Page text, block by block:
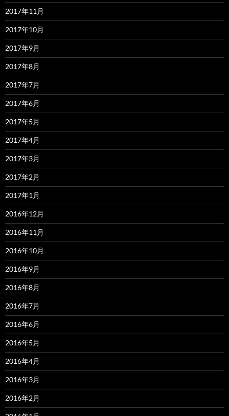
2017年11月
2017年10月
2017年9月
2017年8月
2017年7月
2017年6月
2017年5月
2017年4月
2017年3月
2017年2月
2017年1月
2016年12月
2016年11月
2016年10月
2016年9月
2016年8月
2016年7月
2016年6月
2016年5月
2016年4月
2016年3月
2016年2月